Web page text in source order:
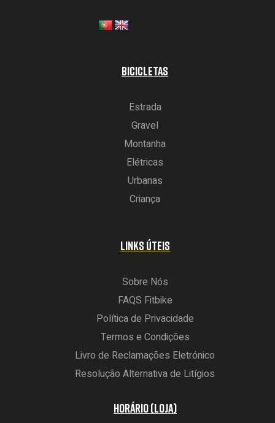
BICICLETAS
Estrada
Gravel
Montanha
Elétricas
Urbanas
Criança
LINKS ÚTEIS
Sobre Nós
FAQS Fitbike
Política de Privacidade
Termos e Condições
Livro de Reclamações Eletrónico
Resolução Alternativa de Litígios
HORÁRIO (LOJA)